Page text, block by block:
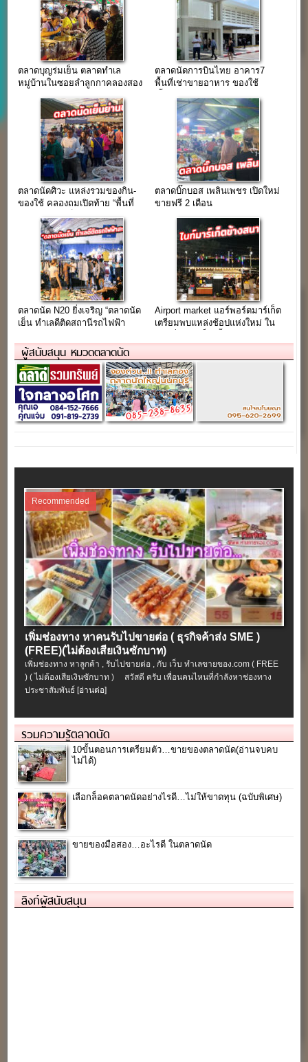
ตลาดบุญร่มเย็น ตลาดทำเล
หมู่บ้านในซอยลำลูกกาคลองสอง
ตลาดนัดการบินไทย อาคาร7
พื้นที่เช่าขายอาหาร ของใช้
เสื้อผ้า ทำเลพนักงานการบินไทย
ตลาดนัดศิวะ แหล่งรวมของกิน-
ของใช้ คลองถมเปิดท้าย “พื้นที่
ตลาดบิ๊กบอส เพลินเพชร เปิดใหม่
ขายฟรี 2 เดือน
ตลาดนัด N20 ยิ่งเจริญ “ตลาดนัด
เย็น ทำเลดีติดสถานีรถไฟฟ้า
Airport market แอร์พอร์ตมาร์เก็ต
เตรียมพบแหล่งช้อปแห่งใหม่ ใน
ผู้สนับสนุน หมวดตลาดนัด
Recommended
เพิ่มช่องทาง หาคนรับไปขายต่อ ( ธุรกิจค้าส่ง SME )
(FREE)(ไม่ต้องเสียเงินซักบาท)
เพิ่มช่องทาง หาลูกค้า , รับไปขายต่อ , กับ เว็บ ทำเลขายของ.com ( FREE
) ( ไม่ต้องเสียเงินซักบาท ) สวัสดี ครับ เพื่อนคนไหนที่กำลังหาช่องทาง
ประชาสัมพันธ์[อ่านต่อ]
รวมความรู้ตลาดนัด
10ขั้นตอนการเตรียมตัว…ขายของตลาดนัด(อ่านจบคบ
ไม่ได้)
เลือกล็อคตลาดนัดอย่างไรดี…ไม่ให้ขาดทุน (ฉบับพิเศษ)
ขายของมือสอง…อะไรดี ในตลาดนัด
ลิงก์ผู้สนับสนุน